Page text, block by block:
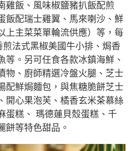
雞飯、風味椒鹽豬扒飯配煎
飯配瑞士雞翼、馬來喇沙、鮮
上主菜菜單輪流供應）等，每
煎法式黑椒美國牛小排、焗香
等。另可任食各款冰鎮海鮮、
物、廚師精選冷盤火腿、芝士
配鮮焗麵包，與焦糖脆餅芝士
開心果泡芙、橘香玄米茶慕絲
蛋糕、 瑪德蓮貝殼蛋糕、千
餅等特色甜品。